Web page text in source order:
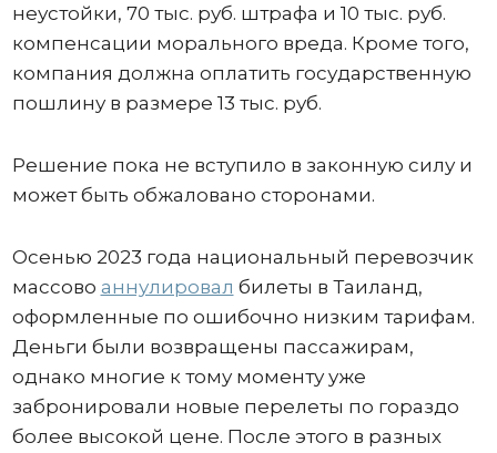
неустойки, 70 тыс. руб. штрафа и 10 тыс. руб.
компенсации морального вреда. Кроме того,
компания должна оплатить государственную
пошлину в размере 13 тыс. руб.
Решение пока не вступило в законную силу и
может быть обжаловано сторонами.
Осенью 2023 года национальный перевозчик
массово аннулировал билеты в Таиланд,
оформленные по ошибочно низким тарифам.
Деньги были возвращены пассажирам,
однако многие к тому моменту уже
забронировали новые перелеты по гораздо
более высокой цене. После этого в разных